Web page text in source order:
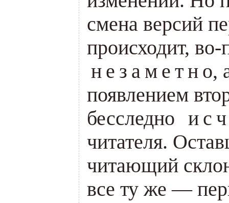
смена версий
происходит,
н. е з а м. е т. н. о,
появлением
бесследно
и. с ч
читателя.
читающий
все ту же —